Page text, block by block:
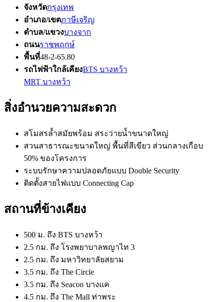
จังหวัดกรุงเทพ
อำเภอ/เขตภาษีเจริญ
ตำบล/แขวงบางจาก
ถนนราชพฤกษ์
พื้นที่48-2-65.80
รถไฟฟ้าใกล้เคียงBTS บางหว้า
MRT บางหว้า
สิ่งอำนวยความสะดวก
สโมสรล้ำสมัยพร้อม สระว่ายน้ำขนาดใหญ่
สวนสาธารณะขนาดใหญ่ พื้นที่สีเขียว ส่วนกลางเกือบ
50% ของโครงการ
ระบบรักษาความปลอดภัยแบบ Double Security
ติดตั้งสายไฟแบบ Connecting Cap
สถานที่ข้างเคียง
500 ม. ถึง BTS บางหว้า
2.5 กม. ถึง โรงพยาบาลพญาไท 3
2.5 กม. ถึง มหาวิทยาลัยสยาม
3.5 กม. ถึง The Circle
3.5 กม. ถึง Seacon บางแค
4.5 กม. ถึง The Mall ท่าพระ